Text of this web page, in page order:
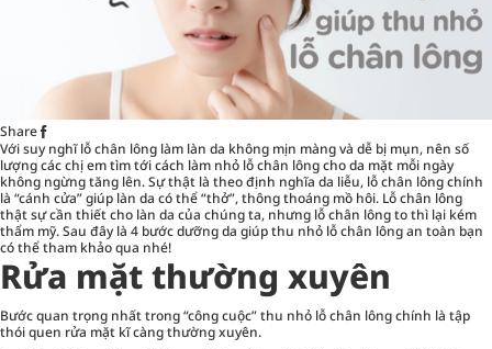
Share
Với suy nghĩ lỗ chân lông làm làn da không mịn màng và dễ bị mụn, nên số
lượng các chị em tìm tới cách làm nhỏ lỗ chân lông cho da mặt mỗi ngày
không ngừng tăng lên. Sự thật là theo định nghĩa da liễu, lỗ chân lông chính
là “cánh cửa” giúp làn da có thể “thở”, thông thoáng mồ hôi. Lỗ chân lông
thật sự cần thiết cho làn da của chúng ta, nhưng lỗ chân lông to thì lại kém
thẩm mỹ. Sau đây là 4 bướcdưỡng da giúp thu nhỏ lỗ chân lông an toàn bạn
có thể tham khảo qua nhé!
Rửa mặt thường xuyên
Bước quan trọng nhất trong “công cuộc” thu nhỏ lỗ chân lông chính là tập
thói quen rửa mặt kĩ càng thường xuyên.